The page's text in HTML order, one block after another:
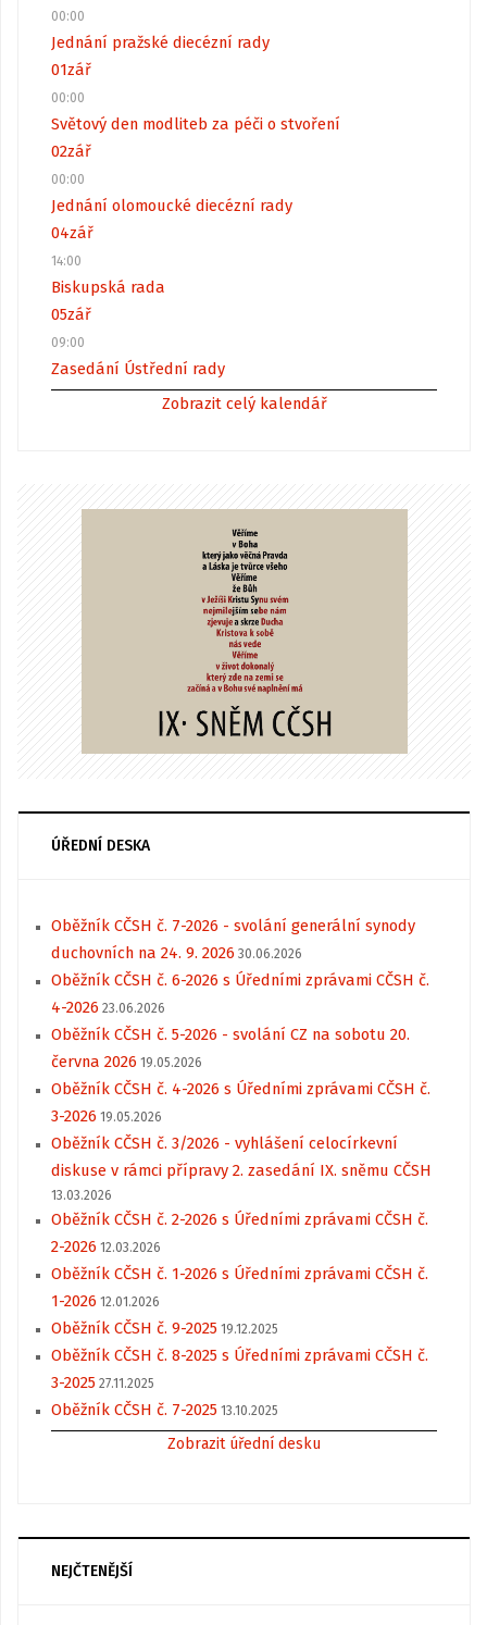
00:00
Jednání pražské diecézní rady
01zář
00:00
Světový den modliteb za péči o stvoření
02zář
00:00
Jednání olomoucké diecézní rady
04zář
14:00
Biskupská rada
05zář
09:00
Zasedání Ústřední rady
Zobrazit celý kalendář
ÚŘEDNÍ DESKA
Oběžník CČSH č. 7-2026 - svolání generální synody
duchovních na 24. 9. 2026 30.06.2026
Oběžník CČSH č. 6-2026 s Úředními zprávami CČSH č.
4-2026 23.06.2026
Oběžník CČSH č. 5-2026 - svolání CZ na sobotu 20.
června 2026 19.05.2026
Oběžník CČSH č. 4-2026 s Úředními zprávami CČSH č.
3-2026 19.05.2026
Oběžník CČSH č. 3/2026 - vyhlášení celocírkevní
diskuse v rámci přípravy 2. zasedání IX. sněmu CČSH
13.03.2026
Oběžník CČSH č. 2-2026 s Úředními zprávami CČSH č.
2-2026 12.03.2026
Oběžník CČSH č. 1-2026 s Úředními zprávami CČSH č.
1-2026 12.01.2026
Oběžník CČSH č. 9-2025 19.12.2025
Oběžník CČSH č. 8-2025 s Úředními zprávami CČSH č.
3-2025 27.11.2025
Oběžník CČSH č. 7-2025 13.10.2025
Zobrazit úřední desku
NEJČTENĚJŠÍ